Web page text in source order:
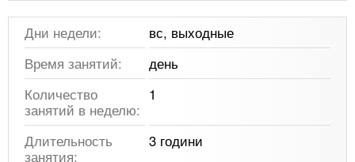
Дни недели:
вс, выходные
Время занятий:
день
Количество
занятий в неделю:
1
Длительность
занятия:
3 години